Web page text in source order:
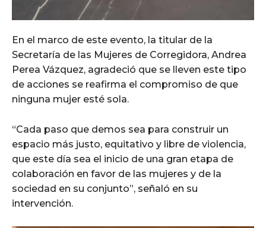
En el marco de este evento, la titular de la
Secretaría de las Mujeres de Corregidora, Andrea
Perea Vázquez, agradeció que se lleven este tipo
de acciones se reafirma el compromiso de que
ninguna mujer esté sola.
“Cada paso que demos sea para construir un
espacio más justo, equitativo y libre de violencia,
que este día sea el inicio de una gran etapa de
colaboración en favor de las mujeres y de la
sociedad en su conjunto”, señaló en su
intervención.